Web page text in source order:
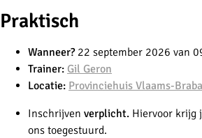
Praktisch
Wanneer?22 september 2026 van
Trainer: Gil Geron
Locatie: Provinciehuis Vlaams-
Inschrijven verplicht. Hiervoor krijg
ons toegestuurd.